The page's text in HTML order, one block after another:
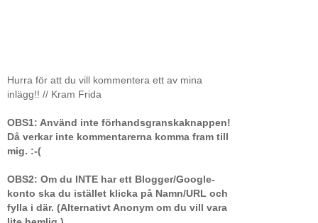
Hurra för att du vill kommentera ett av mina
inlägg!! // Kram Frida
OBS1: Använd inte förhandsgranskaknappen!
Då verkar inte kommentarerna komma fram till
mig. :-(
OBS2: Om du INTE har ett Blogger/Google-
konto ska du istället klicka på Namn/URL och
fylla i där. (Alternativt Anonym om du vill vara